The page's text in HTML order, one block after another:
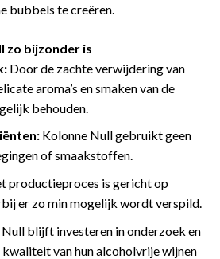
bubbels te creëren.
zo bijzonder is
Door de zachte verwijdering van
aroma’s en smaken van de
behouden.
Kolonne Null gebruikt geen
of smaakstoffen.
productieproces is gericht op
er zo min mogelijk wordt verspild.
blijft investeren in onderzoek en
van hun alcoholvrije wijnen